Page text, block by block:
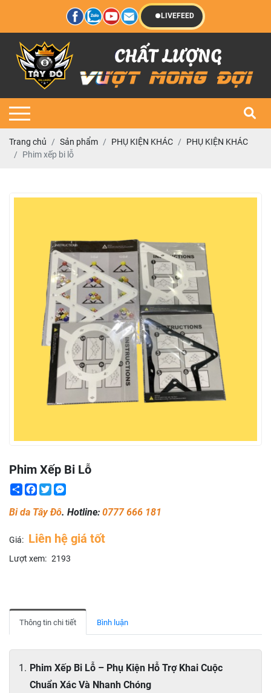
LIVEFEED
Trang chủ Sản phẩm PHỤ KIỆN KHÁC
PHỤ KIỆN KHÁC
Phim xếp bi lỗ
Phim Xếp Bi Lỗ
ShareFacebook
Twitter
Bi da Tây Đô. Hotline: 0777 666 181
Giá: Liên hệ giá tốt
Lượt xem: 2193
Thông tin chi tiết Bình luận
Phim Xếp Bi Lỗ – Phụ Kiện Hỗ Trợ Khai Cuộc
Chuẩn Xác Và Nhanh Chóng